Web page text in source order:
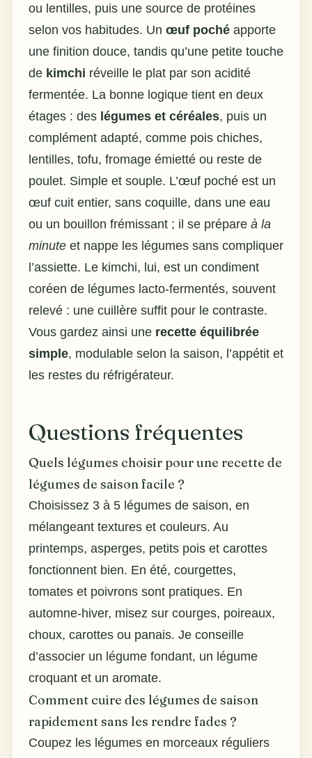
ou lentilles, puis une source de protéines
selon vos habitudes. Un œuf poché apporte
une finition douce, tandis qu’une petite touche
de kimchi réveille le plat par son acidité
fermentée. La bonne logique tient en deux
étages : des légumes et céréales, puis un
complément adapté, comme pois chiches,
lentilles, tofu, fromage émietté ou reste de
poulet. Simple et souple. L’œuf poché est un
œuf cuit entier, sans coquille, dans une eau
ou un bouillon frémissant ; il se prépare à la
minute et nappe les légumes sans compliquer
l’assiette. Le kimchi, lui, est un condiment
coréen de légumes lacto-fermentés, souvent
relevé : une cuillère suffit pour le contraste.
Vous gardez ainsi une recette équilibrée
simple, modulable selon la saison, l’appétit et
les restes du réfrigérateur.
Questions fréquentes
Quels légumes choisir pour une recette de
légumes de saison facile ?
Choisissez 3 à 5 légumes de saison, en
mélangeant textures et couleurs. Au
printemps, asperges, petits pois et carottes
fonctionnent bien. En été, courgettes,
tomates et poivrons sont pratiques. En
automne-hiver, misez sur courges, poireaux,
choux, carottes ou panais. Je conseille
d’associer un légume fondant, un légume
croquant et un aromate.
Comment cuire des légumes de saison
rapidement sans les rendre fades ?
Coupez les légumes en morceaux réguliers